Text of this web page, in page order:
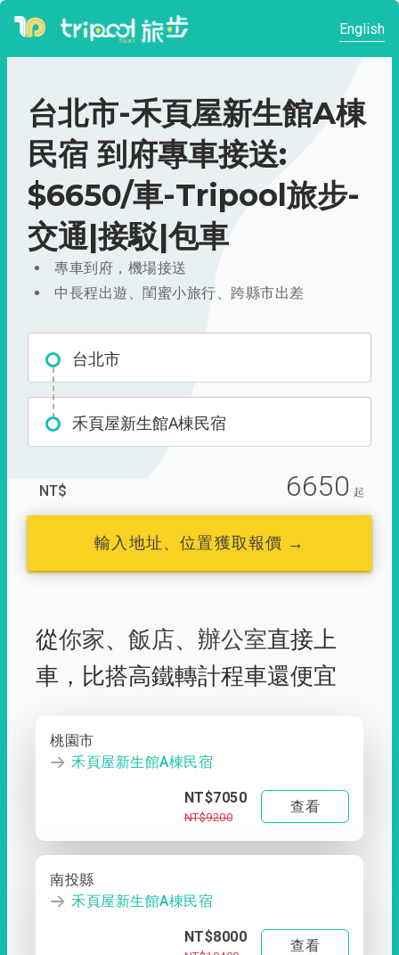
English
台北市-禾頁屋新生館A棟
民宿 到府專車接送:
$6650/車-Tripool旅步-
交通|接駁|包車
專車到府，機場接送
中長程出遊、閨蜜小旅行、跨縣市出差
台北市
禾頁屋新生館A棟民宿
NT$ 6650 起
輸入地址、位置獲取報價 →
從你家、 飯店、 辦公室直接上
車， 比搭高鐵轉計程車還便宜
桃園市
禾頁屋新生館A棟民宿
NT$7050
NT$9200
查看
南投縣
禾頁屋新生館A棟民宿
NT$8000
查看